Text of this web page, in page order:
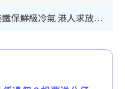
內地客歎港人唔識老！揭港鐵保鮮級冷氣 港人求放過：咪投訴